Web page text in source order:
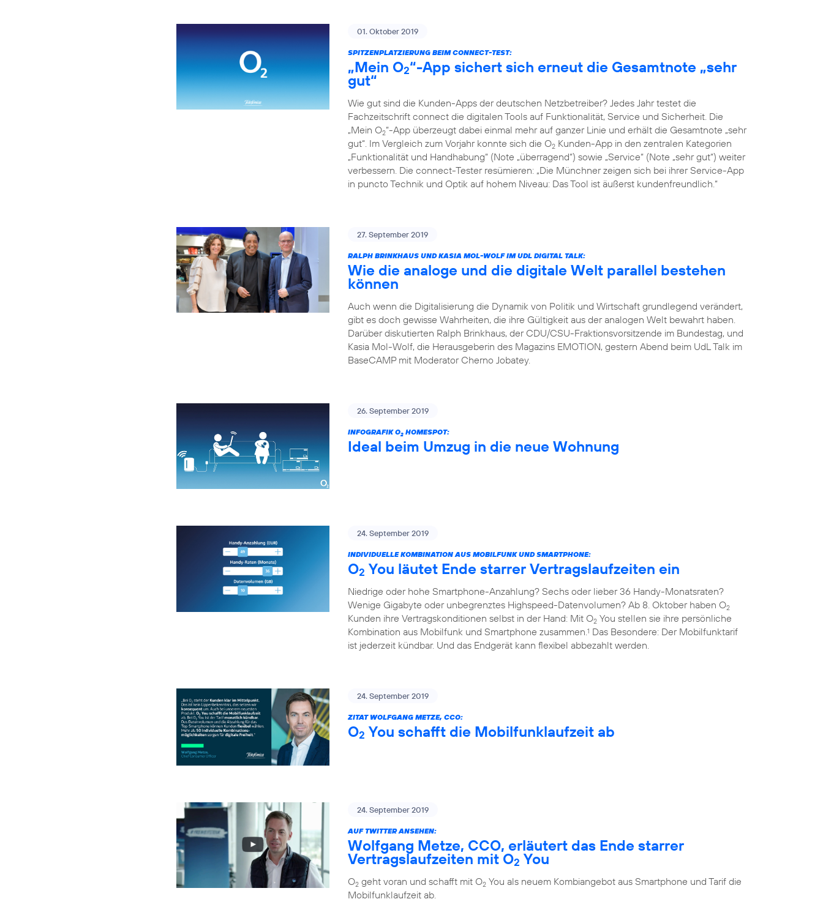
01. Oktober 2019
SPITZENPLATZIERUNG BEIM CONNECT-TEST:
„Mein O2“-App sichert sich erneut die Gesamtnote „sehr
gut“
Wie gut sind die Kunden-Apps der deutschen Netzbetreiber? Jedes Jahr testet die
Fachzeitschrift connect die digitalen Tools auf Funktionalität, Service und Sicherheit. Die
„Mein O2“-App überzeugt dabei einmal mehr auf ganzer Linie und erhält die Gesamtnote „sehr
gut“. Im Vergleich zum Vorjahr konnte sich die O2 Kunden-App in den zentralen Kategorien
„Funktionalität und Handhabung“ (Note „überragend“) sowie „Service“ (Note „sehr gut“) weiter
verbessern. Die connect-Tester resümieren: „Die Münchner zeigen sich bei ihrer Service-App
in puncto Technik und Optik auf hohem Niveau: Das Tool ist äußerst kundenfreundlich.“
27. September 2019
RALPH BRINKHAUS UND KASIA MOL-WOLF IM UDL DIGITAL TALK:
Wie die analoge und die digitale Welt parallel bestehen
können
Auch wenn die Digitalisierung die Dynamik von Politik und Wirtschaft grundlegend verändert,
gibt es doch gewisse Wahrheiten, die ihre Gültigkeit aus der analogen Welt bewahrt haben.
Darüber diskutierten Ralph Brinkhaus, der CDU/CSU-Fraktionsvorsitzende im Bundestag, und
Kasia Mol-Wolf, die Herausgeberin des Magazins EMOTION, gestern Abend beim UdL Talk im
BaseCAMP mit Moderator Cherno Jobatey.
26. September 2019
INFOGRAFIK O2 HOMESPOT:
Ideal beim Umzug in die neue Wohnung
24. September 2019
INDIVIDUELLE KOMBINATION AUS MOBILFUNK UND SMARTPHONE:
O2 You läutet Ende starrer Vertragslaufzeiten ein
Niedrige oder hohe Smartphone-Anzahlung? Sechs oder lieber 36 Handy-Monatsraten?
Wenige Gigabyte oder unbegrenztes Highspeed-Datenvolumen? Ab 8. Oktober haben O2
Kunden ihre Vertragskonditionen selbst in der Hand: Mit O2 You stellen sie ihre persönliche
Kombination aus Mobilfunk und Smartphone zusammen.1 Das Besondere: Der Mobilfunktarif
ist jederzeit kündbar. Und das Endgerät kann flexibel abbezahlt werden.
24. September 2019
ZITAT WOLFGANG METZE, CCO:
O2 You schafft die Mobilfunklaufzeit ab
24. September 2019
AUF TWITTER ANSEHEN:
Wolfgang Metze, CCO, erläutert das Ende starrer
Vertragslaufzeiten mit O2 You
O2 geht voran und schafft mit O2 You als neuem Kombiangebot aus Smartphone und Tarif die
Mobilfunklaufzeit ab.